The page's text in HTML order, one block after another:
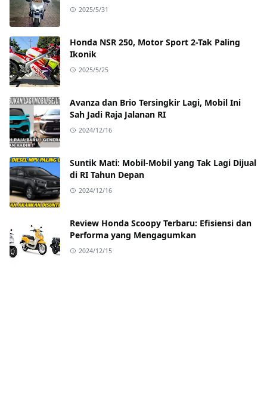
2025/5/31
Honda NSR 250, Motor Sport 2-Tak Paling
Ikonik
2025/5/25
Avanza dan Brio Tersingkir Lagi, Mobil Ini
Sah Jadi Raja Jalanan RI
2024/12/16
Suntik Mati: Mobil-Mobil yang Tak Lagi Dijual
di RI Tahun Depan
2024/12/16
Review Honda Scoopy Terbaru: Efisiensi dan
Performa yang Mengagumkan
2024/12/15